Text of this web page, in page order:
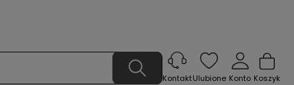
Koszyk
Konto
Ulubione
Kontakt